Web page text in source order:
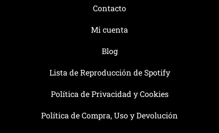
Contacto
Mi cuenta
Blog
Lista de Reproducción de Spotify
Política de Privacidad y Cookies
Política de Compra, Uso y Devolución